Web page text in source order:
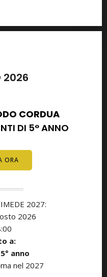
2026
CORDUA
DI 5° ANNO
ORA
2027:
2026
a:
anno
nel 2027